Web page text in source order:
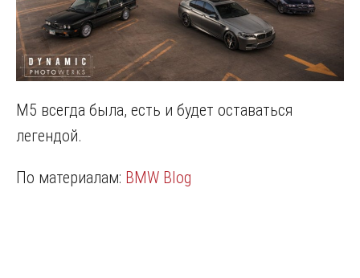
М5 всегда была, есть и будет оставаться
легендой.
По материалам: BMW Blog